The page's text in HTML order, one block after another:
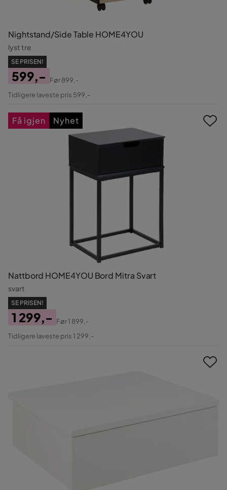
Nightstand/Side Table HOME4YOU
lyst tre
SE PRISEN!
Pris
599,-
Original
Før899,-
Tidligere laveste pris 599,-
Nattbord HOME4YOU Bord Mitra Svart
svart
SE PRISEN!
Pris
1 299,-
Original
Før1 899,-
Tidligere laveste pris 1 299,-
Få igjen Nyhet